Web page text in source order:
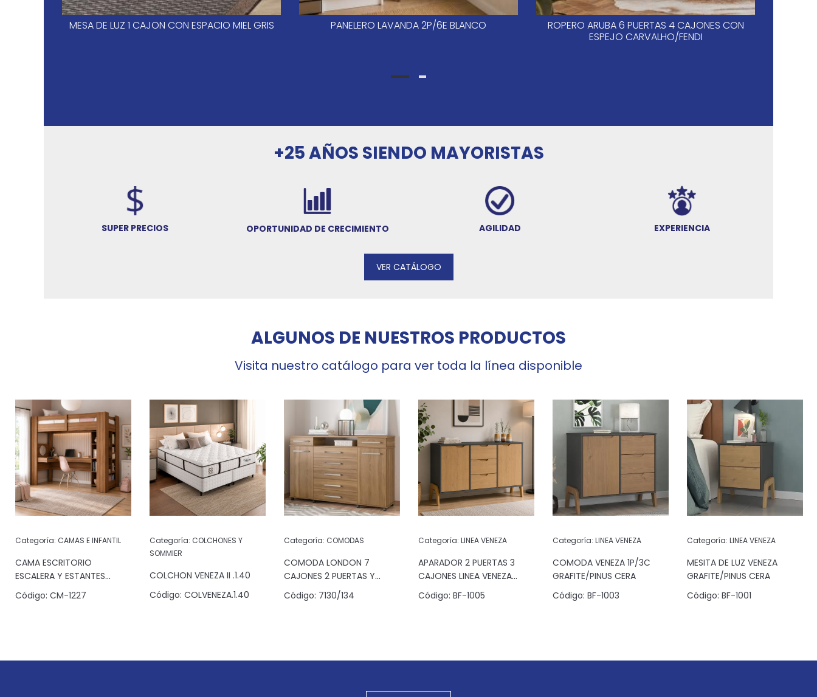
MESA DE LUZ 1 CAJON CON ESPACIO MIEL GRIS PANELERO LAVANDA 2P/6E BLANCO
ROPERO ARUBA 6 PUERTAS 4 CAJONES CON
ESPEJO CARVALHO/FENDI
+25 AÑOS SIENDO MAYORISTAS
SUPER PRECIOS OPORTUNIDAD DE CRECIMIENTO AGILIDAD EXPERIENCIA
VER CATÁLOGO
ALGUNOS DE NUESTROS PRODUCTOS
Visita nuestro catálogo para ver toda la línea disponible
Categoría: CAMAS E INFANTIL
CAMA ESCRITORIO
ESCALERA Y ESTANTES
JATOBA
Código: CM-1227
Categoría: COLCHONES Y
SOMMIER
COLCHON VENEZA II .1.40
Código: COLVENEZA.1.40
Categoría: COMODAS
COMODA LONDON 7
CAJONES 2 PUERTAS Y
ESPACIO ALMENDRA
Código: 7130/134
Categoría: LINEA VENEZA
APARADOR 2 PUERTAS 3
CAJONES LINEA VENEZA
GRAFITO/PINUS
Código: BF-1005
Categoría: LINEA VENEZA
COMODA VENEZA 1P/3C
GRAFITE/PINUS CERA
Código: BF-1003
Categoría: LINEA VENEZA
MESITA DE LUZ VENEZA
GRAFITE/PINUS CERA
Código: BF-1001